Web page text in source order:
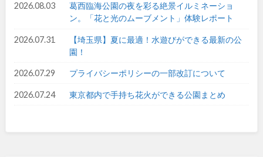
山口 徳島
香川
九州・沖縄
2026.08.03
葛西臨海公園の夜を彩る絶景イルミネーショ
ン。「花と光のムーブメント」体験レポート
2026.07.31
【埼玉県】夏に最適！水遊びができる最新の公
園！
2026.07.29 プライバシーポリシーの一部改訂について
2026.07.24 東京都内で手持ち花火ができる公園まとめ